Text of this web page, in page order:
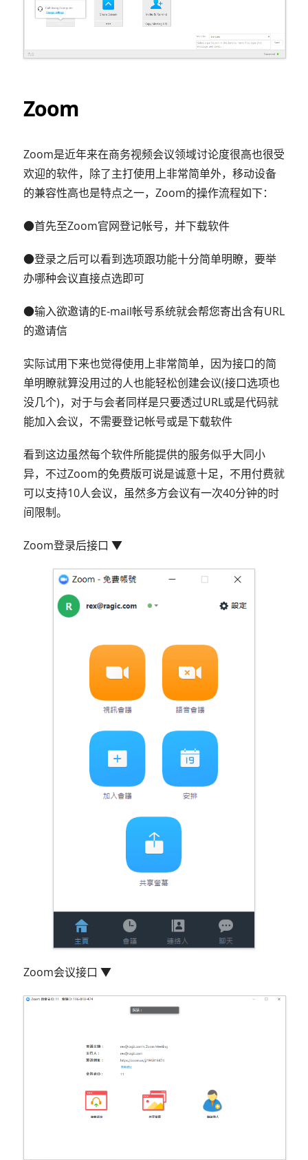
Zoom
Zoom是近年来在商务视频会议领域讨论度很高也很受
欢迎的软件，除了主打使用上非常简单外，移动设备
的兼容性高也是特点之一，Zoom的操作流程如下：
●首先至Zoom官网登记帐号，并下载软件
●登录之后可以看到选项跟功能十分简单明瞭，要举
办哪种会议直接点选即可
●输入欲邀请的E-mail帐号系统就会帮您寄出含有URL
的邀请信
实际试用下来也觉得使用上非常简单，因为接口的简
单明瞭就算没用过的人也能轻松创建会议(接口选项也
没几个)，对于与会者同样是只要透过URL或是代码就
能加入会议，不需要登记帐号或是下载软件
看到这边虽然每个软件所能提供的服务似乎大同小
异，不过Zoom的免费版可说是诚意十足，不用付费就
可以支持10人会议，虽然多方会议有一次40分钟的时
间限制。
Zoom登录后接口 ▼
Zoom会议接口 ▼